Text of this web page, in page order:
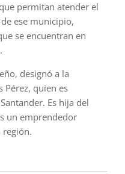
permitan atender el
ese municipio,
se encuentran en
designó a la
Pérez, quien es
Es hija del
un emprendedor
región.